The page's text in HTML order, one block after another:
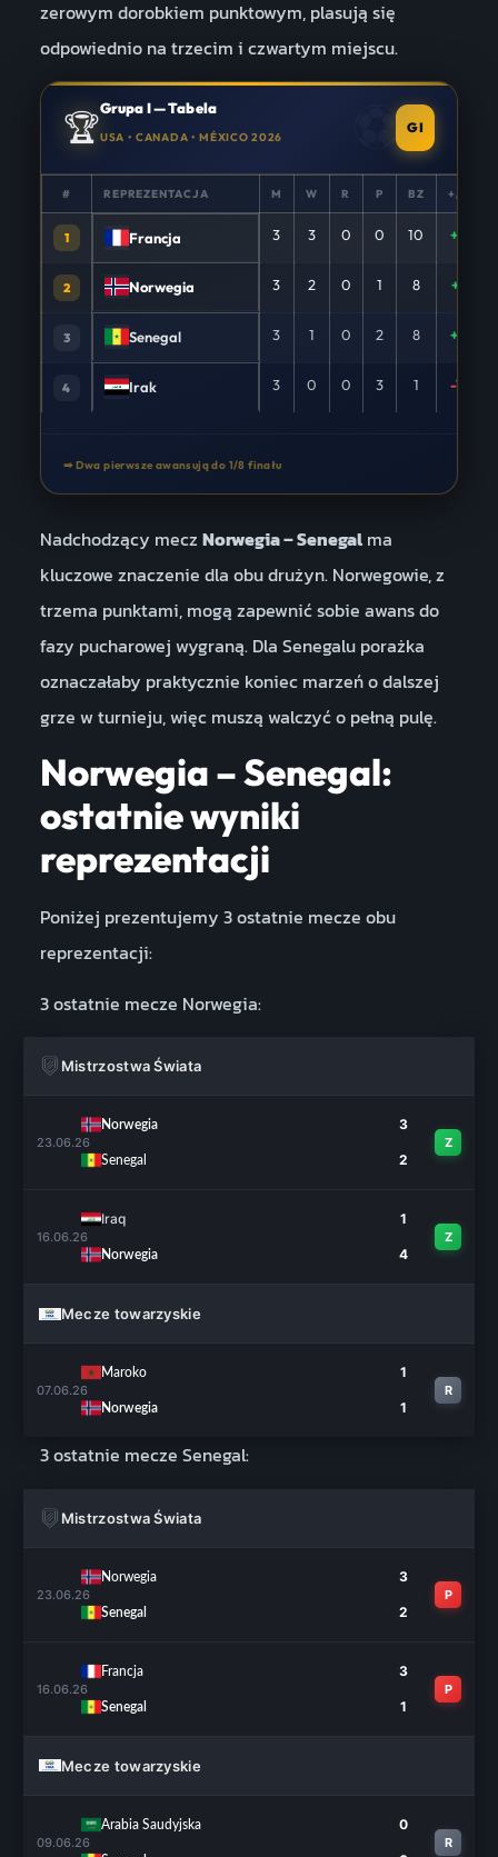
zerowym dorobkiem punktowym, plasują się
odpowiednio na trzecim i czwartym miejscu.
🏆Grupa I — Tabela
USA • CANADA • MÉXICO 2026
GI
# REPREZENTACJA M W R P BZ +/−
1 Francja 3 3 0 0 10 +8
2 Norwegia 3 2 0 1 8 +1
3 Senegal 3 1 0 2 8 +2
4 Irak 3 0 0 3 1 -11
➡ Dwa pierwsze awansują do 1/8 finału
Nadchodzący mecz Norwegia – Senegalma
kluczowe znaczenie dla obu drużyn. Norwegowie, z
trzema punktami, mogą zapewnić sobie awans do
fazy pucharowej wygraną. Dla Senegalu porażka
oznaczałaby praktycznie koniec marzeń o dalszej
grze w turnieju, więc muszą walczyć o pełną pulę.
Norwegia – Senegal:
ostatnie wyniki
reprezentacji
Poniżej prezentujemy 3 ostatnie mecze obu
reprezentacji:
3 ostatnie mecze Norwegia:
Mistrzostwa Świata
23.06.26
Norwegia
Senegal
3
2
Z
16.06.26
Iraq
Norwegia
1
4
Z
Mecze towarzyskie
07.06.26
Maroko
Norwegia
1
1
R
3 ostatnie mecze Senegal:
Mistrzostwa Świata
23.06.26
Norwegia
Senegal
3
2
P
16.06.26
Francja
Senegal
3
1
P
Mecze towarzyskie
09.06.26
Arabia Saudyjska 0
R